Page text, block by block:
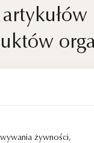
żywności,